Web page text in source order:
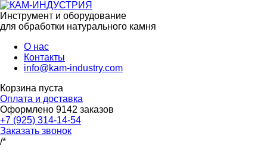
Инструмент и оборудование
для обработки натурального камня
О нас
Контакты
info@kam-industry.com
Корзина пуста
Оплата и доставка
Оформлено 9142 заказов
+7 (925) 314-14-54
Заказать звонок
/*